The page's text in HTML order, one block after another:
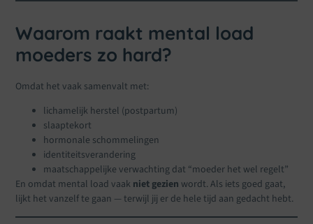
Waarom raakt mental load
moeders zo hard?
Omdat het vaak samenvalt met:
lichamelijk herstel (postpartum)
slaaptekort
hormonale schommelingen
identiteitsverandering
maatschappelijke verwachting dat “moeder het wel regelt”
En omdat mental load vaak niet gezien wordt. Als iets goed gaat,
lijkt het vanzelf te gaan — terwijl jij er de hele tijd aan gedacht hebt.